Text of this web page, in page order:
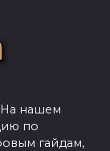
На нашем
по
гайдам,